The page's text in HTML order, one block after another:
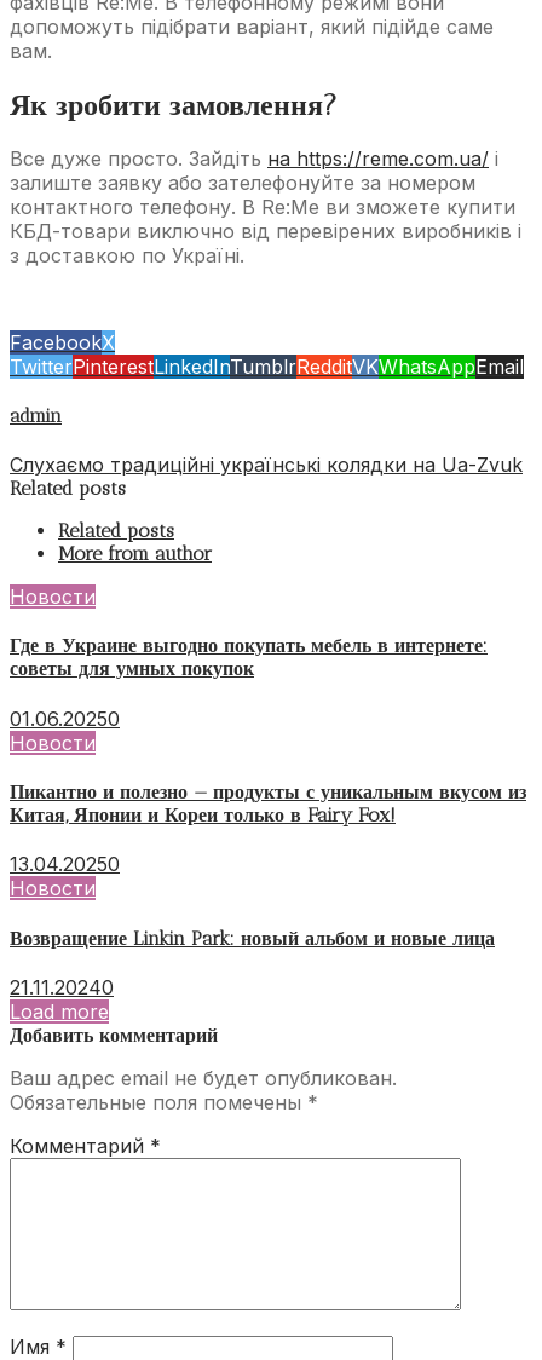
допоможуть підібрати варіант, який підійде саме
вам.
Як зробити замовлення?
Все дуже просто. Зайдіть на https://reme.com.ua/ і
залиште заявку або зателефонуйте за номером
контактного телефону. В Re:Me ви зможете купити
КБД-товари виключно від перевірених виробників і
з доставкою по Україні.
FacebookX
TwitterPinterestLinkedInTumblrRedditVKWhatsAppEmail
admin
Слухаємо традиційні українські колядки на Ua-Zvuk
Related posts
Related posts
More from author
Новости
Где в Украине выгодно покупать мебель в интернете:
советы для умных покупок
01.06.20250
Новости
Пикантно и полезно — продукты с уникальным вкусом из
Китая, Японии и Кореи только в Fairy Fox!
13.04.20250
Новости
Возвращение Linkin Park: новый альбом и новые лица
21.11.20240
Load more
Добавить комментарий
Ваш адрес email не будет опубликован.
Обязательные поля помечены *
Комментарий *
Имя *